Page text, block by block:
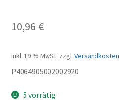
10,96 €
inkl. 19 % MwSt. zzgl. Versandkosten
P4064905002002920
5 vorrätig